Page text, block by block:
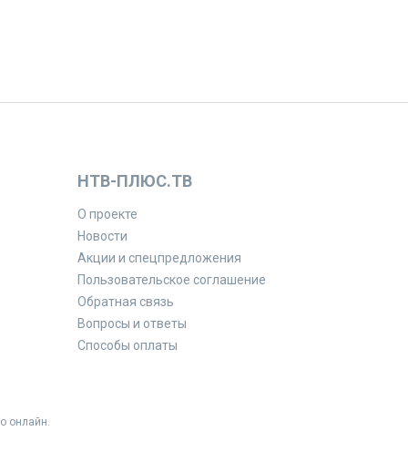
НТВ-ПЛЮС.ТВ
О проекте
Новости
Акции и спецпредложения
Пользовательское соглашение
Обратная связь
Вопросы и ответы
Способы оплаты
онлайн.